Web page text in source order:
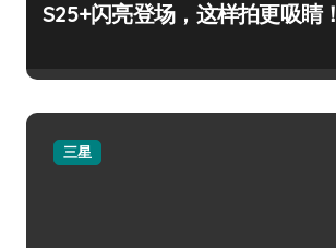
S25+闪亮登场，这样拍更吸睛！
三星